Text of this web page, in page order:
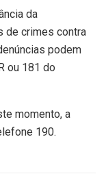
da
de crimes contra
podem
ou 181 do
momento, a
190.